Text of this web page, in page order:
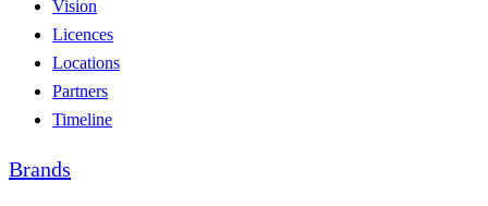
Vision
Licences
Locations
Partners
Timeline
Brands